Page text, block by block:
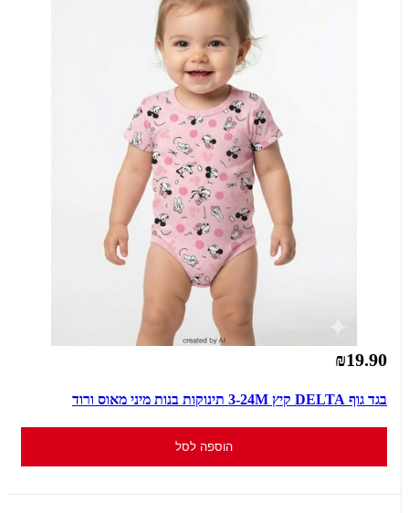
₪19.90
בגד גוף DELTA קיץ 3-24M תינוקות בנות מיני מאוס ורוד
הוספה לסל